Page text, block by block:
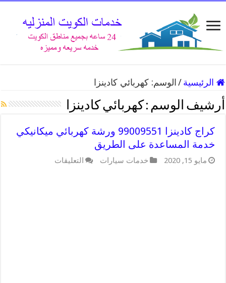
الرئيسية / الوسم:كهربائي كادينزا
أرشيف الوسم : كهربائي كادينزا
كراج كادينزا 99009551 ورشة كهربائي ميكانيكي
خدمة المساعدة على الطريق
مايو 15, 2020 خدمات سيارات التعليقات